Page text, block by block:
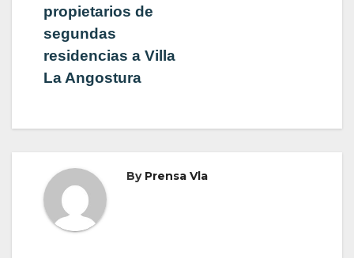
propietarios de
segundas
residencias a Villa
La Angostura
By Prensa Vla